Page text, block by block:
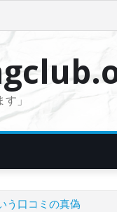
」
う口コミの真偽